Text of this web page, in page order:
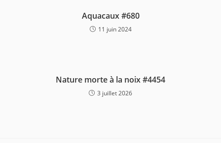
Aquacaux #680
11 juin 2024
Nature morte à la noix #4454
3 juillet 2026